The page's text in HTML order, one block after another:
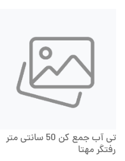
تی آب جمع کن 50 سانتی متر
رفتگر مهتا